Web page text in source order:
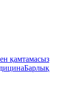
қамтамасыз
Барлық